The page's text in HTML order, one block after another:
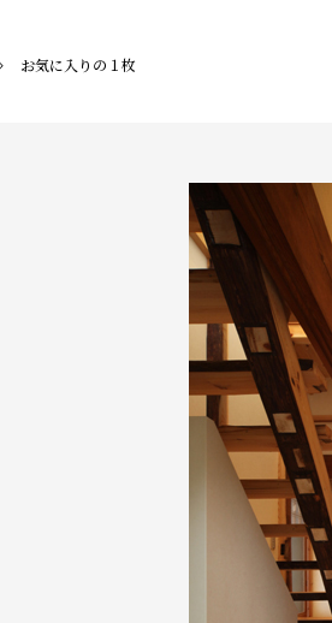
お気に入りの１枚